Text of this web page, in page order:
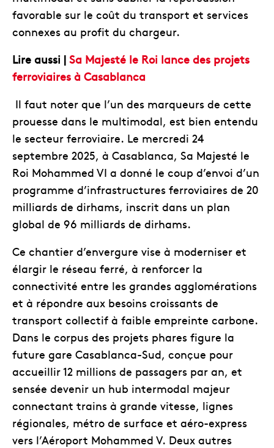
favorable sur le coût du transport et services
connexes au profit du chargeur.
Lire aussi | Sa Majesté le Roi lance des projets
ferroviaires à Casablanca
Il faut noter que l’un des marqueurs de cette
prouesse dans le multimodal, est bien entendu
le secteur ferroviaire. Le mercredi 24
septembre 2025, à Casablanca, Sa Majesté le
Roi Mohammed VI a donné le coup d’envoi d’un
programme d’infrastructures ferroviaires de 20
milliards de dirhams, inscrit dans un plan
global de 96 milliards de dirhams.
Ce chantier d’envergure vise à moderniser et
élargir le réseau ferré, à renforcer la
connectivité entre les grandes agglomérations
et à répondre aux besoins croissants de
transport collectif à faible empreinte carbone.
Dans le corpus des projets phares figure la
future gare Casablanca-Sud, conçue pour
accueillir 12 millions de passagers par an, et
sensée devenir un hub intermodal majeur
connectant trains à grande vitesse, lignes
régionales, métro de surface et aéro-express
vers l’Aéroport Mohammed V. Deux autres